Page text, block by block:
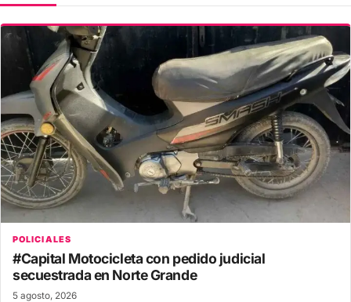
POLICIALES
#Capital Motocicleta con pedido judicial
secuestrada en Norte Grande
5 agosto, 2026